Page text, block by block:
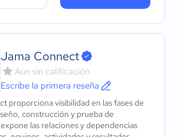
Jama Connect
Aún sin calificación
Escribe la primera reseña
proporciona visibilidad en las fases de
construcción y prueba de
las relaciones y dependencias